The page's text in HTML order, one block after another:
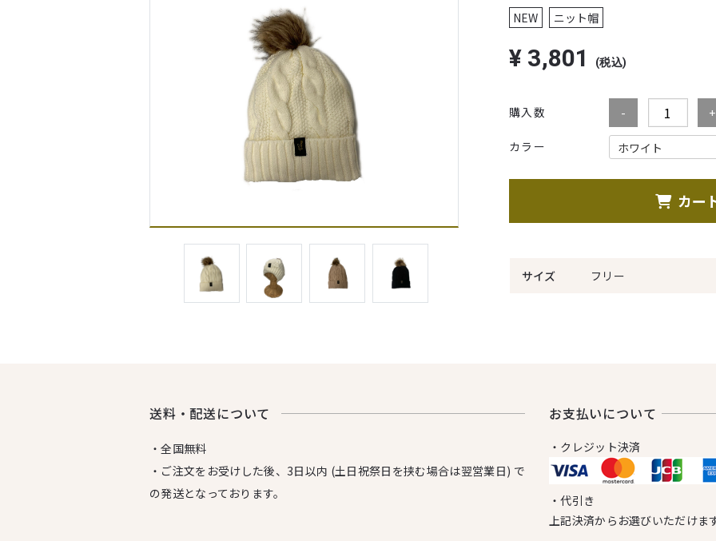
NEW ニット帽
¥3,801 (税込)
購入数
カラー
カー
サイズ フリー
送料・配送について
・全国無料
・ご注文をお受けした後、3日以内 (土日祝祭日を挟む場合は翌営業日) で
の発送となっております。
お⽀払いについて
・クレジット決済
・代引き
上記決済からお選びいただけます